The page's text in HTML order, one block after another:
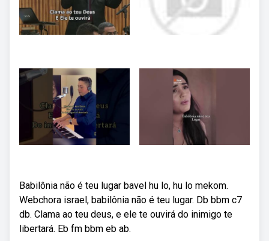
Babilônia não é teu lugar bavel hu lo, hu lo mekom.
Webchora israel, babilônia não é teu lugar. Db bbm c7
db. Clama ao teu deus, e ele te ouvirá do inimigo te
libertará. Eb fm bbm eb ab.